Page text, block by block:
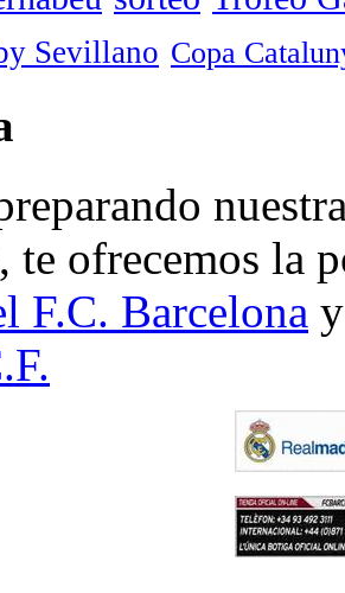
Sevillano Copa
te ofrecemos la
F.C. Barcelona